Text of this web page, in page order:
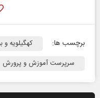
برچسب ها:
کهگیلویه و
سرپرست آموزش و پرورش